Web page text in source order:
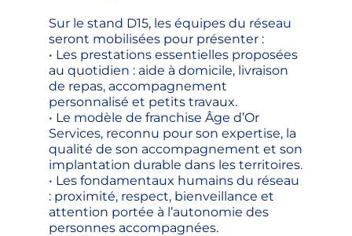
Sur le stand D15, les équipes du réseau
seront mobilisées pour présenter :
• Les prestations essentielles proposées
au quotidien : aide à domicile, livraison
de repas, accompagnement
personnalisé et petits travaux.
• Le modèle de franchise Âge d’Or
Services, reconnu pour son expertise, la
qualité de son accompagnement et son
implantation durable dans les territoires.
• Les fondamentaux humains du réseau
: proximité, respect, bienveillance et
attention portée à l’autonomie des
personnes accompagnées.